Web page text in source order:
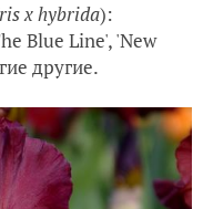
x hybrida):
Blue Line', 'New
другие.